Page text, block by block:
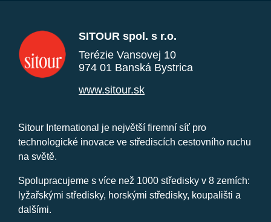
SITOUR spol. s r.o.
Terézie Vansovej 10
974 01 Banská Bystrica
www.sitour.sk
Sitour International je největší firemní síť pro
technologické inovace ve střediscích cestovního ruchu
na světě.
Spolupracujeme s více než 1000 středisky v 8 zemích:
lyžařskými středisky, horskými středisky, koupališti a
dalšími.